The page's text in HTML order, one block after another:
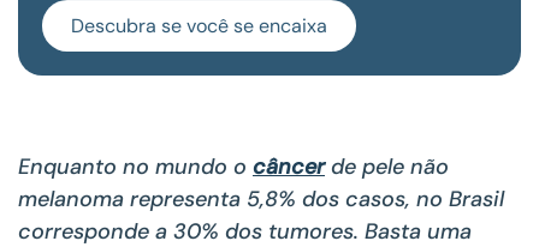
Descubra se você se encaixa
Enquanto no mundo o câncerde pele não
melanoma representa 5,8% dos casos, no Brasil
corresponde a 30% dos tumores. Basta uma